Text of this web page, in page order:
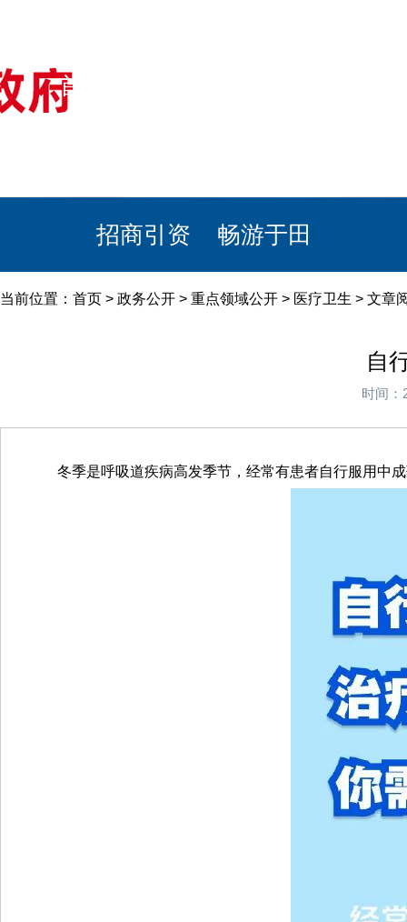
首页
招商引资 畅游于田
当前位置： 首页 > 政务公开 > 重点领域公开 > 医疗卫生 > 文章
自
时间：
冬季是呼吸道疾病高发季节，经常有患者自行服用中成